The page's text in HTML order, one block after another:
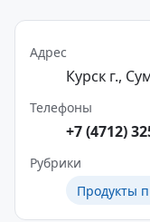
Адрес
Курск г.,
Телефоны
+7 (4712)
Рубрики
Продукты